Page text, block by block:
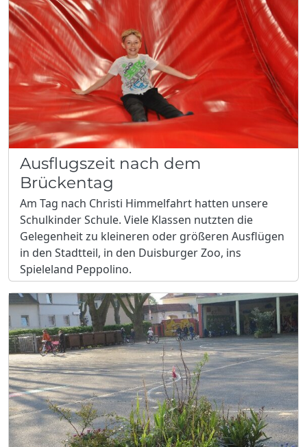
Ausflugszeit nach dem
Brückentag
Am Tag nach Christi Himmelfahrt hatten unsere
Schulkinder Schule. Viele Klassen nutzten die
Gelegenheit zu kleineren oder größeren Ausflügen
in den Stadtteil, in den Duisburger Zoo, ins
Spieleland Peppolino.